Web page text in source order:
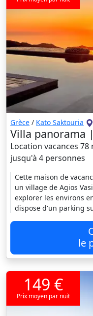
Grèce / Kato Saktouria
Villa panorama
Location vacances 78
jusqu'à 4 personnes
Cette maison de
un village de Agios
explorer les environs
dispose d'un parking
le
149 €
Prix moyen par nuit